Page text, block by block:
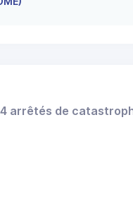
4 arrêtés de